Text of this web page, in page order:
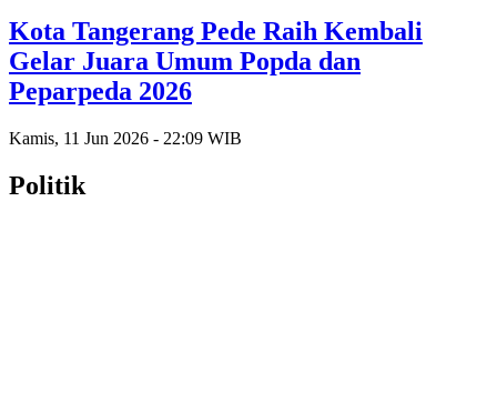
Kota Tangerang Pede Raih Kembali
Gelar Juara Umum Popda dan
Peparpeda 2026
Kamis, 11 Jun 2026 - 22:09 WIB
Politik